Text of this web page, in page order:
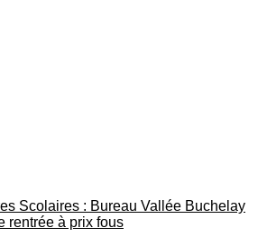
Scolaires : Bureau Vallée Buchelay
rentrée à prix fous